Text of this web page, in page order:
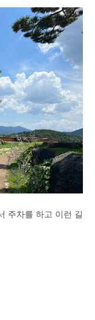
주차를 하고 이런 길